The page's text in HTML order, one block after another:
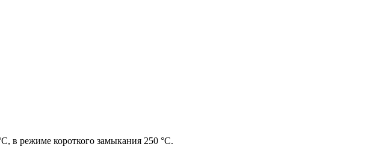
в режиме короткого замыкания 250 °С.